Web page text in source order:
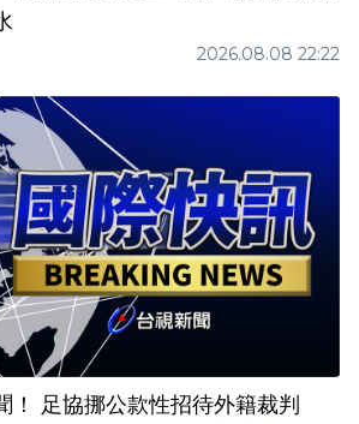
2026.08.08 22:22
！ 足協挪公款性招待外籍裁判